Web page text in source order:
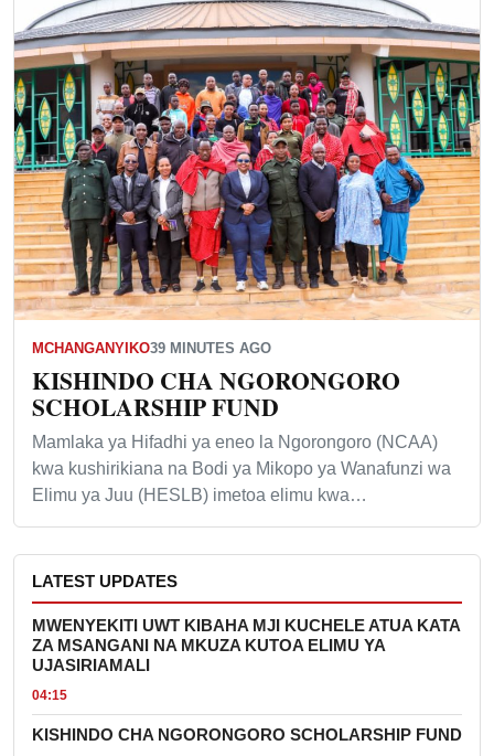
MCHANGANYIKO39 MINUTES AGO
KISHINDO CHA NGORONGORO
SCHOLARSHIP FUND
Mamlaka ya Hifadhi ya eneo la Ngorongoro (NCAA)
kwa kushirikiana na Bodi ya Mikopo ya Wanafunzi wa
Elimu ya Juu (HESLB) imetoa elimu kwa…
LATEST UPDATES
MWENYEKITI UWT KIBAHA MJI KUCHELE ATUA KATA
ZA MSANGANI NA MKUZA KUTOA ELIMU YA
UJASIRIAMALI
04:15
KISHINDO CHA NGORONGORO SCHOLARSHIP FUND